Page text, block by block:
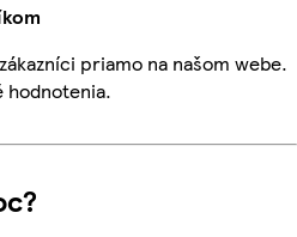
priamo na našom webe.
hodnotenia.